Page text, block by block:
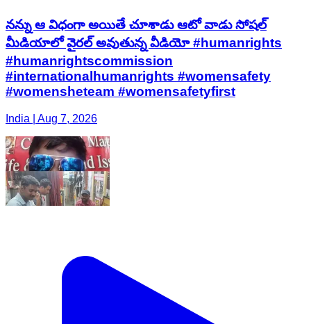
నన్ను ఆ విధంగా అయితే చూశాడు ఆటో వాడు సోషల్
మీడియాలో వైరల్ అవుతున్న వీడియో #humanrights
#humanrightscommission
#internationalhumanrights #womensafety
#womensheteam #womensafetyfirst
India | Aug 7, 2026